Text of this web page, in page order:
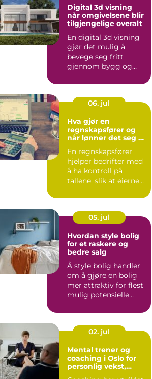
Digital 3d visning
når omgivelsene blir
tilgjengelige overalt
En digital 3d visning
gjør det mulig å
bevege seg fritt
gjennom bygg og
nesten so...
06. jul
Hva gjør en
regnskapsfører og
når lønner det seg å
En regnskapsfører
hjelper bedrifter med
å ha kontroll på
tallene, slik at eierne
05. jul
Hvordan style bolig
for et raskere og
bedre salg
Å style bolig handler
om å gjøre en bolig
mer attraktiv for flest
mulig potensielle
02. jul
Mental trener og
coaching i Oslo for
personlig vekst,